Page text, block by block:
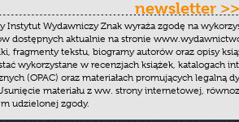
newsletter >>
Instytut Wydawniczy Znak wyraża zgodę na
dostępnych aktualnie na stronie
fragmenty tekstu, biogramy autorów oraz opisy
wykorzystane w recenzjach książek, katalogach
(OPAC) oraz materiałach promujących legalną
materiału z ww. strony internetowej,
udzielonej zgody.